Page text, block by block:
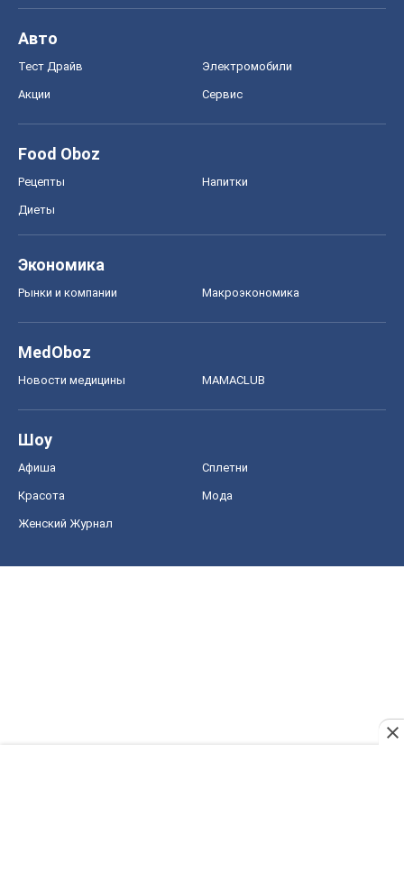
Авто
Тест Драйв Электромобили
Акции Сервис
Food Oboz
Рецепты Напитки
Диеты
Экономика
Рынки и компании Mакроэкономика
MedOboz
Новости медицины MAMACLUB
Шоу
Афиша Сплетни
Красота Мода
Женский Журнал